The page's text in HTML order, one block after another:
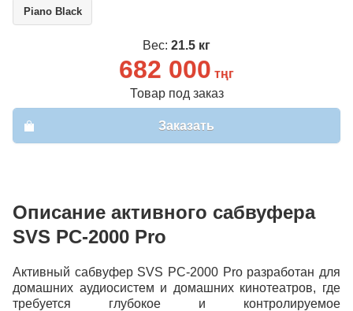
Piano Black
Вес: 21.5 кг
682 000 тңг
Товар под заказ
Заказать
Описание активного сабвуфера
SVS PC-2000 Pro
Активный сабвуфер SVS PC-2000 Pro разработан для
домашних аудиосистем и домашних кинотеатров, где
требуется глубокое и контролируемое